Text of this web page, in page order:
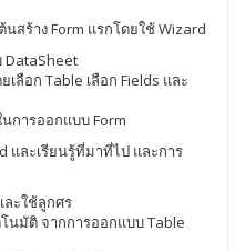
นสร้าง Form แรกโดยใช้ Wizard
DataSheet
ลือก Table เลือก Fields และ
การออกแบบ Form
และเรียนรู้ที่มาที่ไป และการ
ละใช้ลูกศร
นมัติ จากการออกแบบ Table